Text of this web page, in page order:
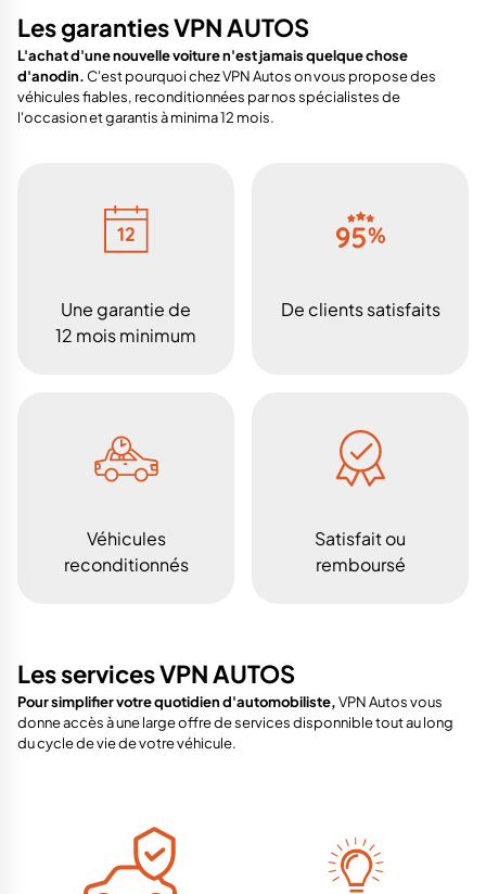
Les garanties VPN AUTOS
L'achat d'une nouvelle voiture n'est jamais quelque chose
d'anodin.C'est pourquoi chez VPN Autos on vous propose des
véhicules fiables, reconditionnées par nos spécialistes de
l'occasion et garantis à minima 12 mois.
Une garantie de
12 mois minimum
De clients satisfaits
Véhicules
reconditionnés
Satisfait ou
remboursé
Les services VPN AUTOS
Pour simplifier votre quotidien d'automobiliste,VPN Autos vous
donne accès à une large offre de services disponnible tout au long
du cycle de vie de votre véhicule.